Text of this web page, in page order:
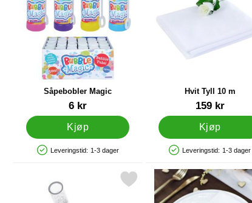
Såpebobler Magic
Varenummer 12437
6 kr
Kjøp
Produkttilgjengelighet: På lager
Leveringstid: 1-3 dager
Hvit Tyll 10 m
Varenummer 41398
159 kr
Kjøp
Produkttilgjengelighet: På
Leveringstid: 1-3 dager
Merk såpebobler Hjerter 48-pakning Hvite som favoritt
Merk bordkort